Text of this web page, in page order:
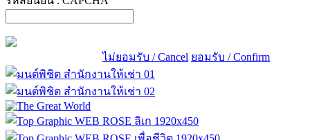
ไม่ยอมรับ / Cancel ยอมรับ / Confirm